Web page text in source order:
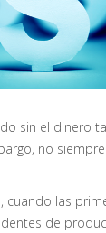
sin el dinero
no
cuando las
de